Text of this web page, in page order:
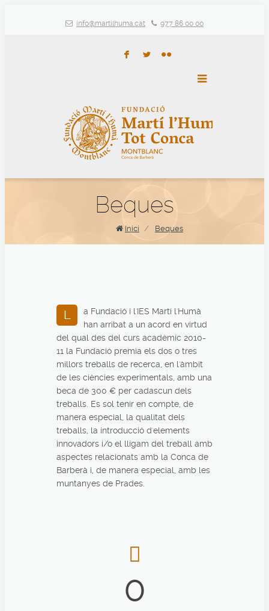
info@martilhuma.cat 977 86 00 00
F L N
Beques
Inici / Beques
L
a Fundació i l'IES Martí l'Humà
han arribat a un acord en virtud
del qual des del curs acadèmic 2010-
11 la Fundació premia els dos o tres
millors treballs de recerca, en l'àmbit
de les ciències experimentals, amb una
beca de 300 € per cadascun dels
treballs. Es sol tenir en compte, de
manera especial, la qualitat dels
treballs, la introducció d'elements
innovadors i/o el lligam del treball amb
aspectes relacionats amb la Conca de
Barberà i, de manera especial, amb les
muntanyes de Prades.
0